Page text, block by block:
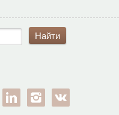
google-pllinkedin instagram